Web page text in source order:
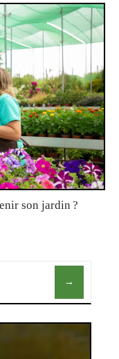
son jardin ?